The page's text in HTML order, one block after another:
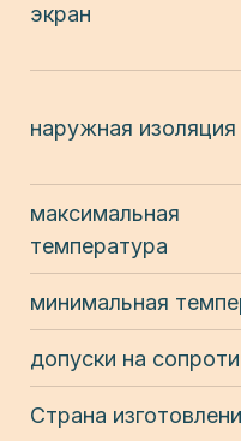
экран
наружная изоляция
максимальная
температура
минимальная
допуски на
Страна